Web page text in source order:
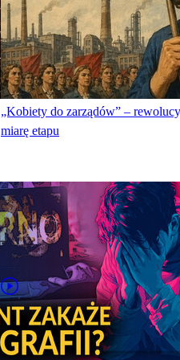
„Kobiety do zarządów” –
miarę etapu